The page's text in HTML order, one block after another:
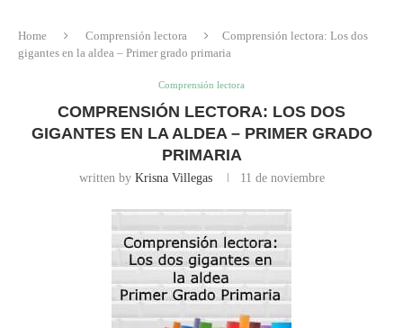
Home Comprensión lectora
Comprensión lectora: Los dos
gigantes en la aldea – Primer grado primaria
Comprensión lectora
COMPRENSIÓN LECTORA: LOS DOS
GIGANTES EN LA ALDEA – PRIMER GRADO
PRIMARIA
written by Krisna Villegas 11 de noviembre